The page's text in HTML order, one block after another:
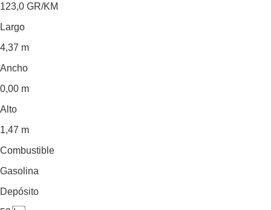
123,0 GR/KM
Largo
4,37 m
Ancho
0,00 m
Alto
1,47 m
Combustible
Gasolina
Depósito